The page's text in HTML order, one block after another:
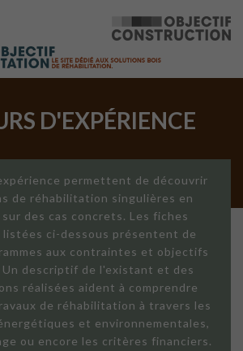
D'EXPÉRIENCE
permettent de découvrir
de réhabilitation singulières en
des cas concrets. Les fiches
listées ci-dessous présentent de
aux contraintes et objectifs
Un descriptif de l'existant et des
réalisées aident à comprendre
de réhabilitation à travers les
et environnementales,
ou encore les critères financiers.